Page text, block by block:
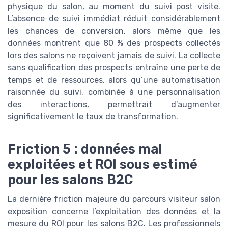
physique du salon, au moment du suivi post visite.
L’absence de suivi immédiat réduit considérablement
les chances de conversion, alors même que les
données montrent que 80 % des prospects collectés
lors des salons ne reçoivent jamais de suivi. La collecte
sans qualification des prospects entraîne une perte de
temps et de ressources, alors qu’une automatisation
raisonnée du suivi, combinée à une personnalisation
des interactions, permettrait d’augmenter
significativement le taux de transformation.
Friction 5 : données mal
exploitées et ROI sous estimé
pour les salons B2C
La dernière friction majeure du parcours visiteur salon
exposition concerne l’exploitation des données et la
mesure du ROI pour les salons B2C. Les professionnels